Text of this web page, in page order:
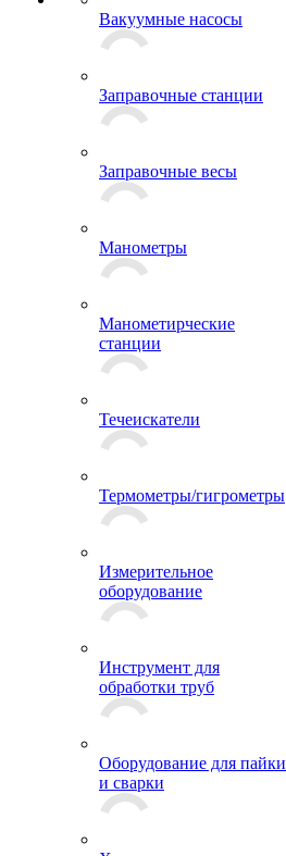
Вакуумные насосы
Заправочные станции
Заправочные весы
Манометры
Манометирческие
станции
Течеискатели
Термометры/гигрометры
Измерительное
оборудование
Инструмент для
обработки труб
Оборудование для пайки
и сварки